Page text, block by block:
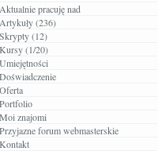
Aktualnie pracuję nad
Artykuły (236)
Skrypty (12)
Kursy (1/20)
Umiejętności
Doświadczenie
Oferta
Portfolio
Moi znajomi
Przyjazne forum webmasterskie
Kontakt